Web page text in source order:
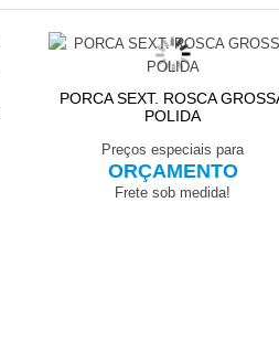
PORCA SEXT. ROSCA
POLIDA
Preços especiais para
ORÇAMENTO
Frete sob medida!